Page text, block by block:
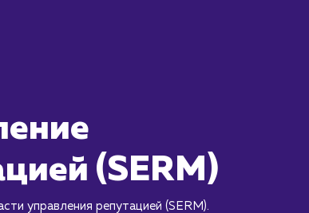
(SERM)
управления репутацией (SERM).